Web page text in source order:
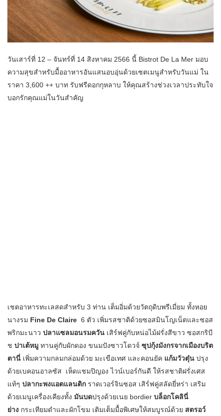
วันเสาร์ที่ 12 – จันทร์ที่ 14 สิงหาคม 2566 นี้ Bistrot De La Mer มอบ
ความสุขสำหรับมื้ออาหารอันแสนอบอุ่นด้วยเซตเมนูสำหรับวันแม่ ใน
ราคา 3,600 ++ บาท รับฟรีดอกกุหลาบ ให้คุณสร้างช่วงเวลาประทับใจ
บอกรักคุณแม่ในวันสำคัญ
เชตอาหารทะเลสดสำหรับ 3 ท่าน เต็มอิ่มด้วยวัตถุดิบพรีเมี่ยม ทั้งหอย
นางรม Fine De Claire 6 ตัว เพิ่มรสชาติด้วยซอสมินโญเน็ตและซอส
พริกมะนาว ปลาแซลมอนรมควัน เสิร์ฟคู่กับหน่อไม้ฝรั่งสีขาว ซอสกริบี
ช ปาเต้หมู ทานคู่กับผักดอง ขนมปังซาวโดวจ์ ซุปกุ้งมังกรจากเมืองบริต
ตานี่ เพิ่มความกลมกล่อมด้วย มะเขือเทศ และคอนยัค แก้มวัวตุ๋น ปรุง
ด้วยเบคอนอาลซัส เห็ดแชมปิญอง ไวน์เบอร์กันดี ให้รสชาติฝรั่งเศส
แท้ๆ ปลากะพงแอตแลนติก ราดเวอร์จินซอส เสิร์ฟคู่สลัดยี่หร่า เสริม
ด้วยเมนูเครื่องเคียงทั้ง มันบดปรุงด้วยเนย bordier บล็อกโคลินี่
ย่าง กระเทียมดำและผักโขม เติมเต็มมื้อพิเศษให้สมบูรณ์ด้วย สตรอว์